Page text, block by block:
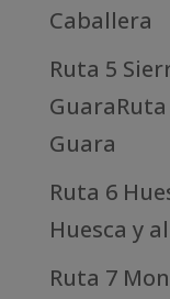
Caballera
Ruta 5
Guara
Ruta 6
Huesca y
Ruta 7